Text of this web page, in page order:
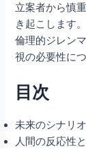
立案者から慎
き起こします
倫理的ジレン
視の必要性に
目次
未来のシナリ
人間の反応性